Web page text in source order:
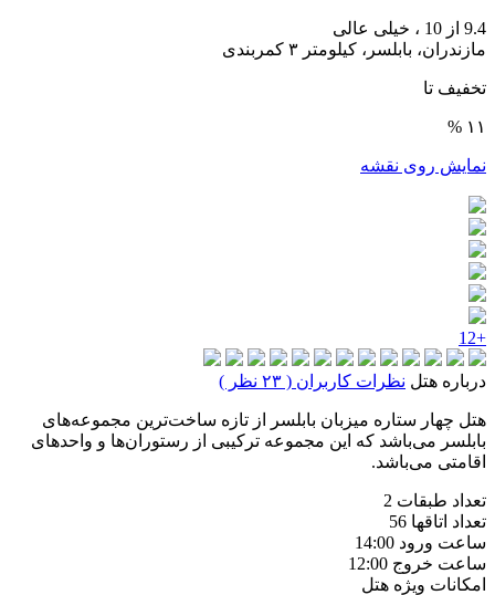
9.4 از 10 ،
خیلی عالی
مازندران، بابلسر، کیلومتر ۳ کمربندی
تخفیف تا
۱۱ %
نمایش روی نقشه
+12
درباره هتل نظرات کاربران ( ۲۳ نظر )
هتل چهار ستاره میزبان بابلسر از تازه ساخت‌ترین مجموعه‌های
بابلسر می‌باشد که این مجموعه ترکیبی از رستوران‌ها و واحدهای
اقامتی می‌باشد.
تعداد طبقات 2
تعداد اتاقها 56
ساعت ورود 14:00
ساعت خروج 12:00
امکانات ویژه هتل